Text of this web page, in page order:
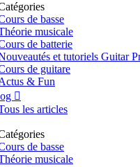
de basse
musicale
de batterie
et tutoriels Guitar
de guitare
& Fun

les articles
de basse
musicale